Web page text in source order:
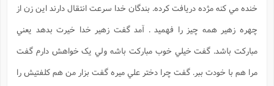
خنده مي كنه مژده دريافت كرده. بندگان خدا سرعت انتقال دارند اين زن از
چهره زهير همه چيز را فهميد . آمد گفت زهير خدا خيرت بدهد يعني
مباركت باشد. گفت خيلي خوب مباركت باشه ولي يک خواهش دارم گفت
مرا هم با خودت ببر. گفت چرا دختر علي ميره گفت بزار من هم كلفتيش را